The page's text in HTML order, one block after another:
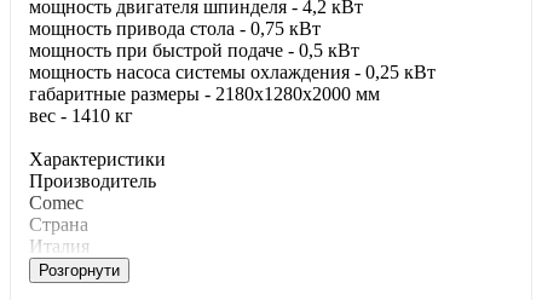
мощность двигателя шпинделя - 4,2 кВт
мощность привода стола - 0,75 кВт
мощность при быстрой подаче - 0,5 кВт
мощность насоса системы охлаждения - 0,25 кВт
габаритные размеры - 2180x1280x2000 мм
вес - 1410 кг
Характеристики
Производитель
Comec
Страна
Италия
Розгорнути